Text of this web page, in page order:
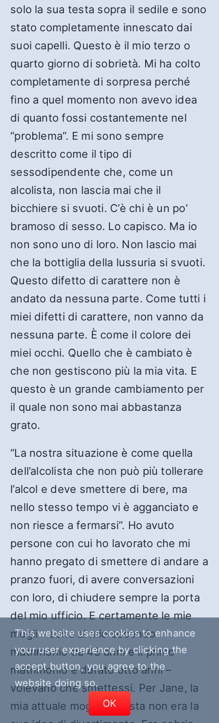
solo la sua testa sopra il sedile e sono
stato completamente innescato dai
suoi capelli. Questo è il mio terzo o
quarto giorno di sobrietà. Mi ha colto
completamente di sorpresa perché
fino a quel momento non avevo idea
di quanto fossi costantemente nel
“problema”. E mi sono sempre
descritto come il tipo di
sessodipendente che, come un
alcolista, non lascia mai che il
bicchiere si svuoti. C’è chi è un po’
bramoso di sesso. Lo capisco. Ma io
non sono uno di loro. Non lascio mai
che la bottiglia della lussuria si svuoti.
Questo difetto di carattere non è
andato da nessuna parte. Come tutti i
miei difetti di carattere, non vanno da
nessuna parte. È come il colore dei
miei occhi. Quello che è cambiato è
che non gestiscono più la mia vita. E
questo è un grande cambiamento per
il quale non sono mai abbastanza
grato.
“La nostra situazione è come quella
dell’alcolista che non può più tollerare
l’alcol e deve smettere di bere, ma
nello stesso tempo vi è agganciato e
non riesce a fermarsi”. Ho avuto
persone con cui ho lavorato che mi
hanno pregato di smettere di andare a
pranzo fuori, di avere conversazioni
con loro, di chiudere sempre la porta
del mio ufficio. E certamente le mie
mogli – sono al mio secondo
matrimonio da 43 anni e il primo
matrimonio è durato otto anni –
volevano che smettessi. Per Jane, la
mia attuale moglie, questa non era la
This website uses cookies to enhance
your user experience by clicking the
accept button, you agree to the
website doing so.
OK